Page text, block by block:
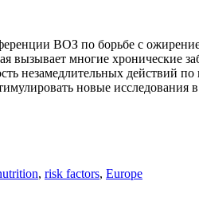
ВОЗ по борьбе с
многие хронические
незамедлительных действий
новые исследования
, risk factors, Europe